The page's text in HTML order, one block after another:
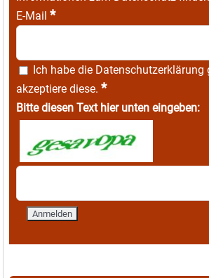
E-Mail *
Ich habe die Datenschutzerklärung
akzeptiere diese. *
Bitte diesen Text hier unten eingeben: